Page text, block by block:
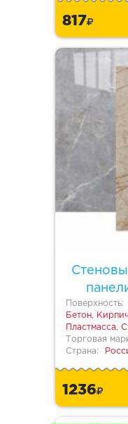
817
Поверхность:
Бетон,
Пластмасса,
Торговая
Страна:
1236